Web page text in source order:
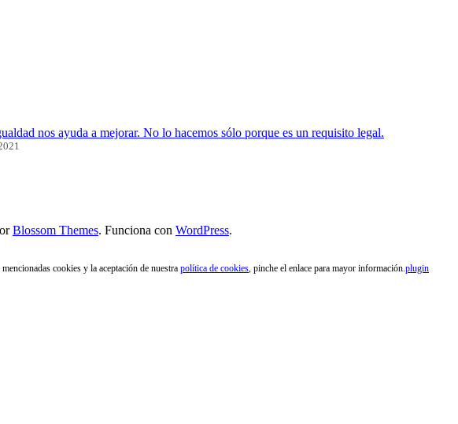
nos ayuda a mejorar. No lo hacemos sólo porque es un requisito legal.
Blossom Themes. Funciona con WordPress.
cookies y la aceptación de nuestra política de cookies, pinche el enlace para mayor información.plugin